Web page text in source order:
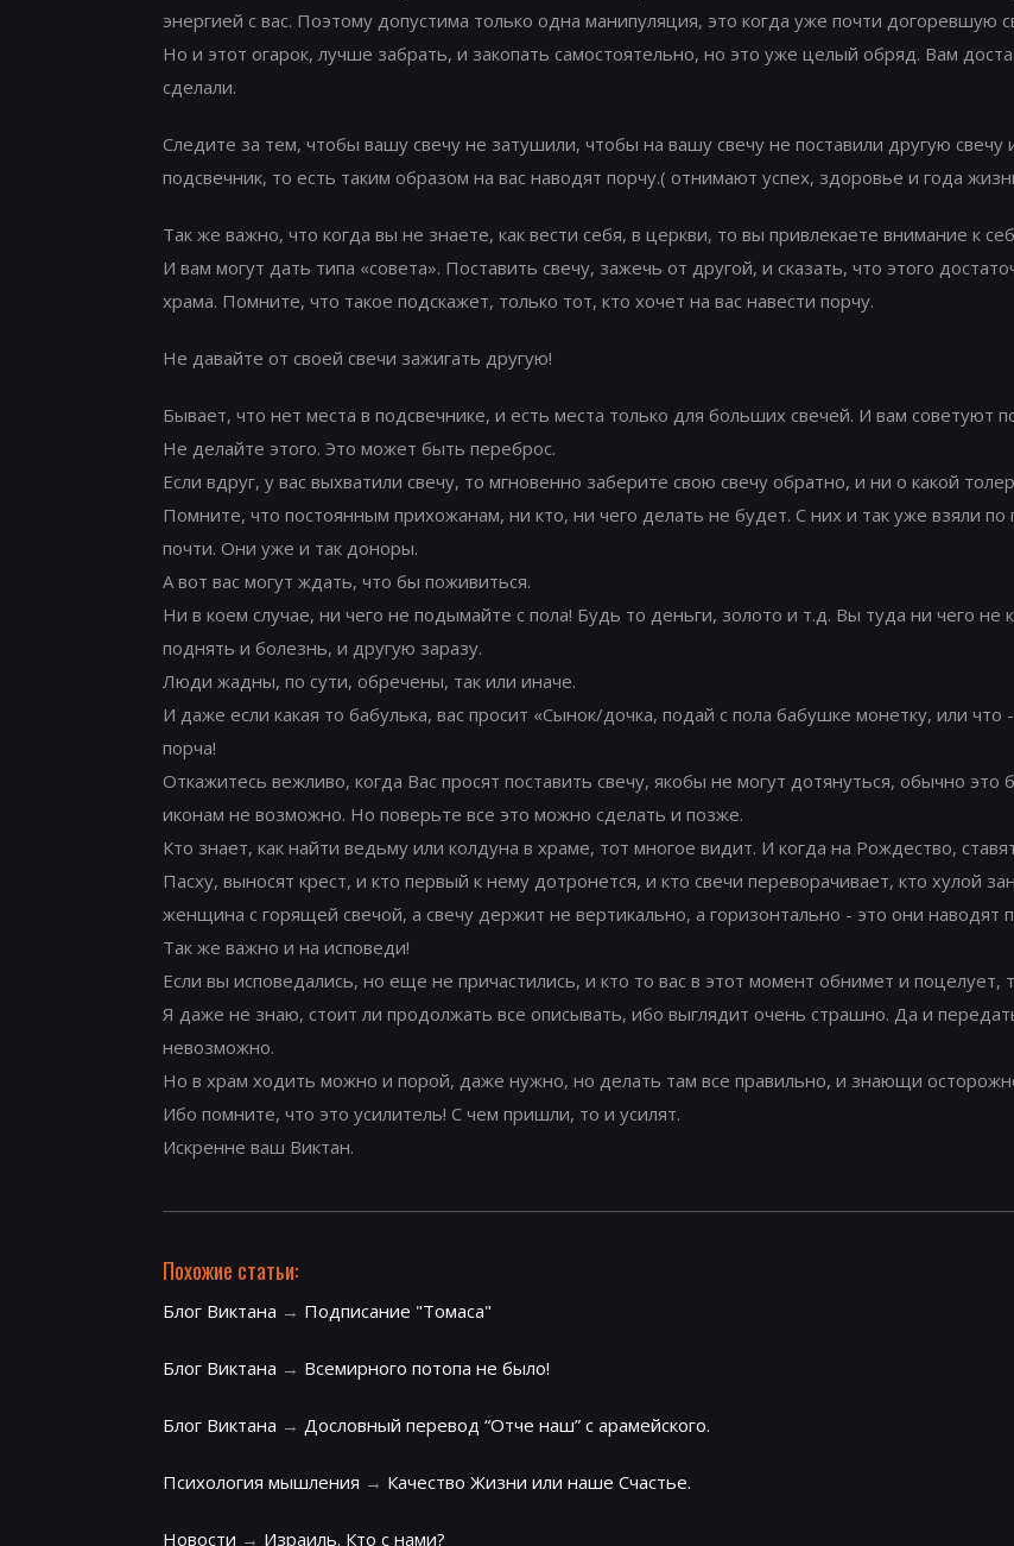
энергией с вас. Поэтому допустима только одна манипуляция, это когда уже почти догоревшую
Но и этот огарок, лучше забрать, и закопать самостоятельно, но это уже целый обряд. Вам
сделали.
Следите за тем, чтобы вашу свечу не затушили, чтобы на вашу свечу не поставили другую
подсвечник, то есть таким образом на вас наводят порчу.( отнимают успех, здоровье и года
Так же важно, что когда вы не знаете, как вести себя, в церкви, то вы привлекаете внимание к
И вам могут дать типа «совета». Поставить свечу, зажечь от другой, и сказать, что этого
храма. Помните, что такое подскажет, только тот, кто хочет на вас навести порчу.
Не давайте от своей свечи зажигать другую!
Бывает, что нет места в подсвечнике, и есть места только для больших свечей. И вам советуют
Не делайте этого. Это может быть переброс.
Если вдруг, у вас выхватили свечу, то мгновенно заберите свою свечу обратно, и ни о какой
Помните, что постоянным прихожанам, ни кто, ни чего делать не будет. С них и так уже взяли
почти. Они уже и так доноры.
А вот вас могут ждать, что бы поживиться.
Ни в коем случае, ни чего не подымайте с пола! Будь то деньги, золото и т.д. Вы туда ни чего
поднять и болезнь, и другую заразу.
Люди жадны, по сути, обречены, так или иначе.
И даже если какая то бабулька, вас просит «Сынок/дочка, подай с пола бабушке монетку, или
порча!
Откажитесь вежливо, когда Вас просят поставить свечу, якобы не могут дотянуться, обычно
иконам не возможно. Но поверьте все это можно сделать и позже.
Кто знает, как найти ведьму или колдуна в храме, тот многое видит. И когда на Рождество,
Пасху, выносят крест, и кто первый к нему дотронется, и кто свечи переворачивает, кто хулой
женщина с горящей свечой, а свечу держит не вертикально, а горизонтально - это они наводят
Так же важно и на исповеди!
Если вы исповедались, но еще не причастились, и кто то вас в этот момент обнимет и поцелует,
Я даже не знаю, стоит ли продолжать все описывать, ибо выглядит очень страшно. Да и
невозможно.
Но в храм ходить можно и порой, даже нужно, но делать там все правильно, и знающи
Ибо помните, что это усилитель! С чем пришли, то и усилят.
Искренне ваш Виктан.
Похожие статьи:
Блог Виктана → Подписание "Томаса"
Блог Виктана → Всемирного потопа не было!
Блог Виктана → Дословный перевод “Отче наш” с арамейского.
Психология мышления → Качество Жизни или наше Счастье.
Новости → Израиль. Кто с нами?